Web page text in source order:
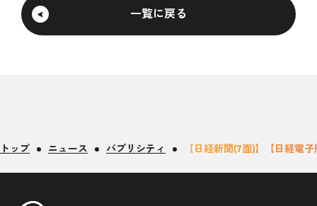
一覧に戻る
トップ ニュース パブリシティ 【日経新聞(7面)】【日経電